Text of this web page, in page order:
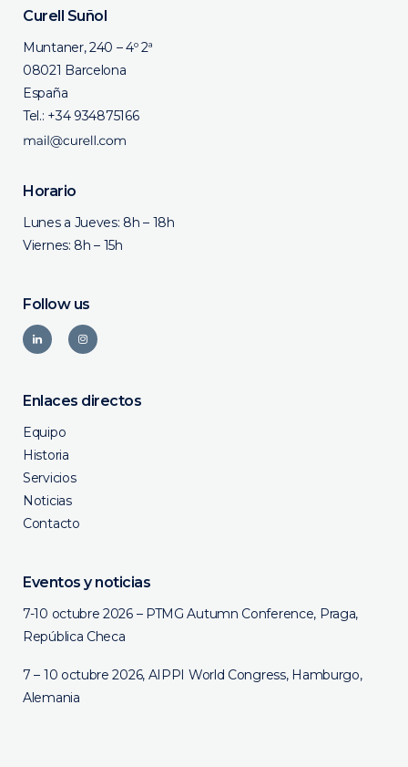
Curell Suñol
Muntaner, 240 – 4º 2ª
08021 Barcelona
España
Tel.: +34 934875166
Horario
Lunes a Jueves: 8h – 18h
Viernes: 8h – 15h
Follow us
Enlaces directos
Equipo
Historia
Servicios
Noticias
Contacto
Eventos y noticias
7-10 octubre 2026 – PTMG Autumn Conference, Praga,
República Checa
7 – 10 octubre 2026, AIPPI World Congress, Hamburgo,
Alemania